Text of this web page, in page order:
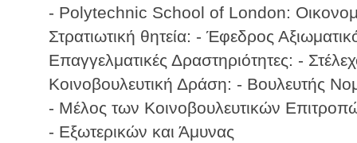
- Polytechnic School of London:
Στρατιωτική θητεία: - Έφεδρος
Επαγγελματικές Δραστηριότητες: -
Κοινοβουλευτική Δράση: - Βουλευτής
- Μέλος των Κοινοβουλευτικών
- Εξωτερικών και Άμυνας